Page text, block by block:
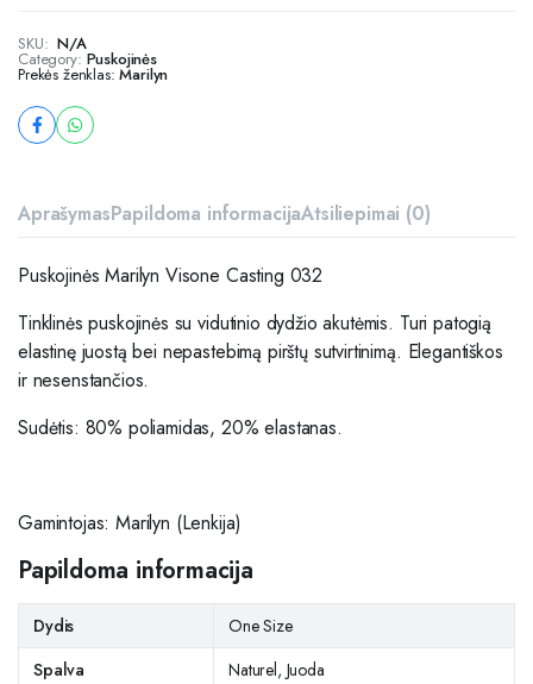
SKU: N/A
Category: Puskojinės
Prekės ženklas:Marilyn
AprašymasPapildoma informacijaAtsiliepimai (0)
Puskojinės Marilyn Visone Casting 032
Tinklinės puskojinės su vidutinio dydžio akutėmis. Turi patogią
elastinę juostą bei nepastebimą pirštų sutvirtinimą. Elegantiškos
ir nesenstančios.
Sudėtis: 80% poliamidas, 20% elastanas.
Gamintojas: Marilyn (Lenkija)
Papildoma informacija
Dydis
One Size
Spalva
Naturel, Juoda